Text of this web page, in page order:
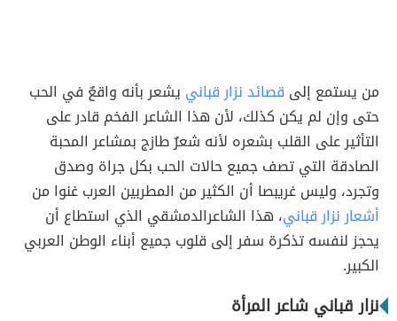
من يستمع إلى قصائد نزار قباني يشعر بأنه واقعٌ في الحب
حتى وإن لم يكن كذلك، لأن هذا الشاعر الفخم قادر على
التأثير على القلب بشعره لأنه شعرٌ طازج بمشاعر المحبة
الصادقة التي تصف جميع حالات الحب بكل جراة وصدق
وتجرد، وليس غريبصا أن الكثير من المطربين العرب غنوا من
أشعار نزار قباني، هذا الشاعرالدمشقي الذي استطاع أن
يحجز لنفسه تذكرة سفر إلى قلوب جميع أبناء الوطن العربي
الكبير.
نزار قباني شاعر المرأة